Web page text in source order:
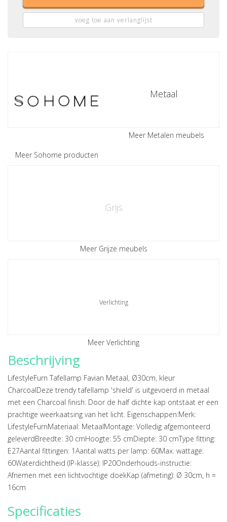
voeg toe aan verlanglijst
Meer Sohome producten
Metaal
Meer Metalen meubels
Grijs
Meer Grijze meubels
Verlichting
Meer Verlichting
Beschrijving
LifestyleFurn Tafellamp Favian Metaal, Ø30cm, kleur
CharcoalDeze trendy tafellamp 'shield' is uitgevoerd in metaal
met een Charcoal finish. Door de half dichte kap ontstaat er een
prachtige weerkaatsing van het licht. Eigenschappen:Merk:
LifestyleFurnMateriaal: MetaalMontage: Volledig afgemonteerd
geleverdBreedte: 30 cmHoogte: 55 cmDiepte: 30 cmType fitting:
E27Aantal fittingen: 1Aantal watts per lamp: 60Max. wattage:
60Waterdichtheid (IP-klasse): IP20Onderhouds-instructie:
Afnemen met een lichtvochtige doekKap (afmeting): Ø 30cm, h =
16cm
Specificaties